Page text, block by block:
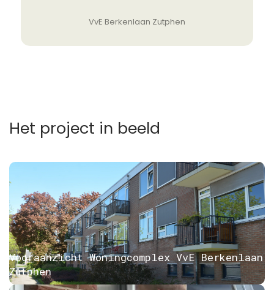
VvE Berkenlaan Zutphen
Het project in beeld
Vooraanzicht Woningcomplex VvE Berkenlaan
Zutphen